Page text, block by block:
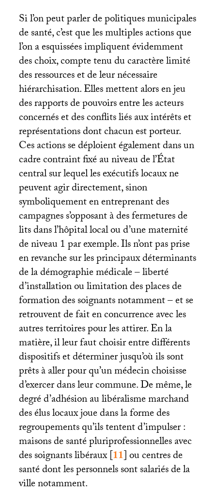
Si l’on peut parler de politiques municipales
de santé, c’est que les multiples actions que
l’on a esquissées impliquent évidemment
des choix, compte tenu du caractère limité
des ressources et de leur nécessaire
hiérarchisation. Elles mettent alors en jeu
des rapports de pouvoirs entre les acteurs
concernés et des conflits liés aux intérêts et
représentations dont chacun est porteur.
Ces actions se déploient également dans un
cadre contraint fixé au niveau de l’État
central sur lequel les exécutifs locaux ne
peuvent agir directement, sinon
symboliquement en entreprenant des
campagnes s’opposant à des fermetures de
lits dans l’hôpital local ou d’une maternité
de niveau 1 par exemple. Ils n’ont pas prise
en revanche sur les principaux déterminants
de la démographie médicale – liberté
d’installation ou limitation des places de
formation des soignants notamment – et se
retrouvent de fait en concurrence avec les
autres territoires pour les attirer. En la
matière, il leur faut choisir entre différents
dispositifs et déterminer jusqu’où ils sont
prêts à aller pour qu’un médecin choisisse
d’exercer dans leur commune. De même, le
degré d’adhésion au libéralisme marchand
des élus locaux joue dans la forme des
regroupements qu’ils tentent d’impulser :
maisons de santé pluriprofessionnelles avec
des soignants libéraux[11]ou centres de
santé dont les personnels sont salariés de la
ville notamment.